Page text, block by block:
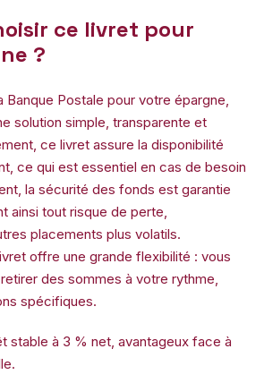
ce livret pour
?
Banque Postale pour votre épargne,
solution simple, transparente et
ce livret assure la disponibilité
ce qui est essentiel en cas de besoin
la sécurité des fonds est garantie
ainsi tout risque de perte,
placements plus volatils.
offre une grande flexibilité : vous
des sommes à votre rythme,
spécifiques.
stable à 3 % net, avantageux face à